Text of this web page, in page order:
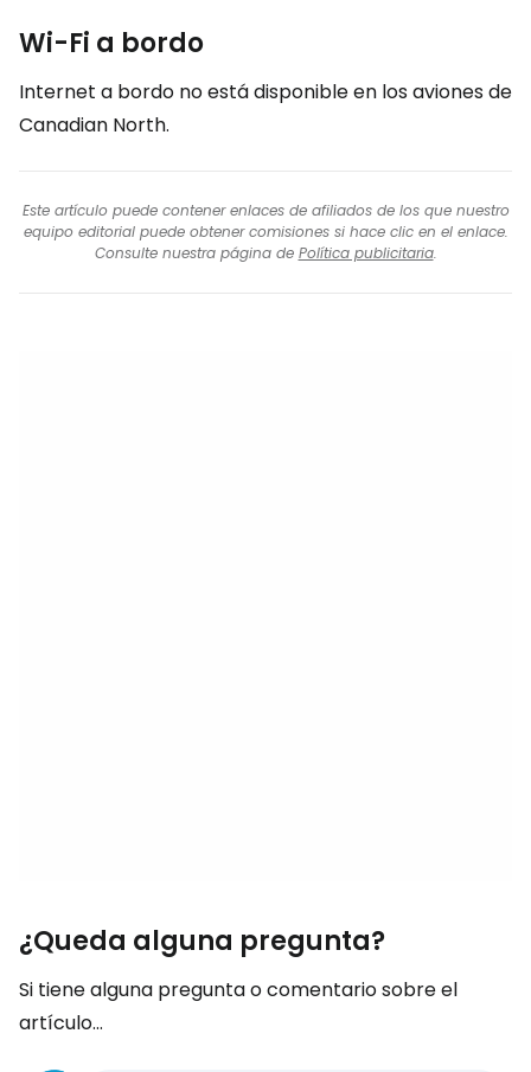
Wi-Fi a bordo
Internet a bordo no está disponible en los aviones de
Canadian North.
Este artículo puede contener enlaces de afiliados de los que nuestro
equipo editorial puede obtener comisiones si hace clic en el enlace.
Consulte nuestra página de Política publicitaria.
¿Queda alguna pregunta?
Si tiene alguna pregunta o comentario sobre el
artículo...